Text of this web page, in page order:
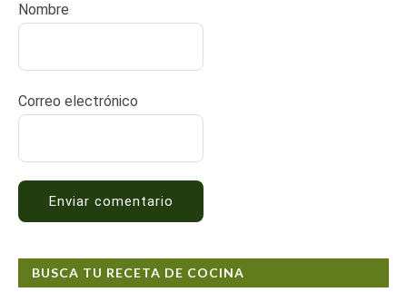
Nombre
Correo electrónico
BUSCA TU RECETA DE COCINA